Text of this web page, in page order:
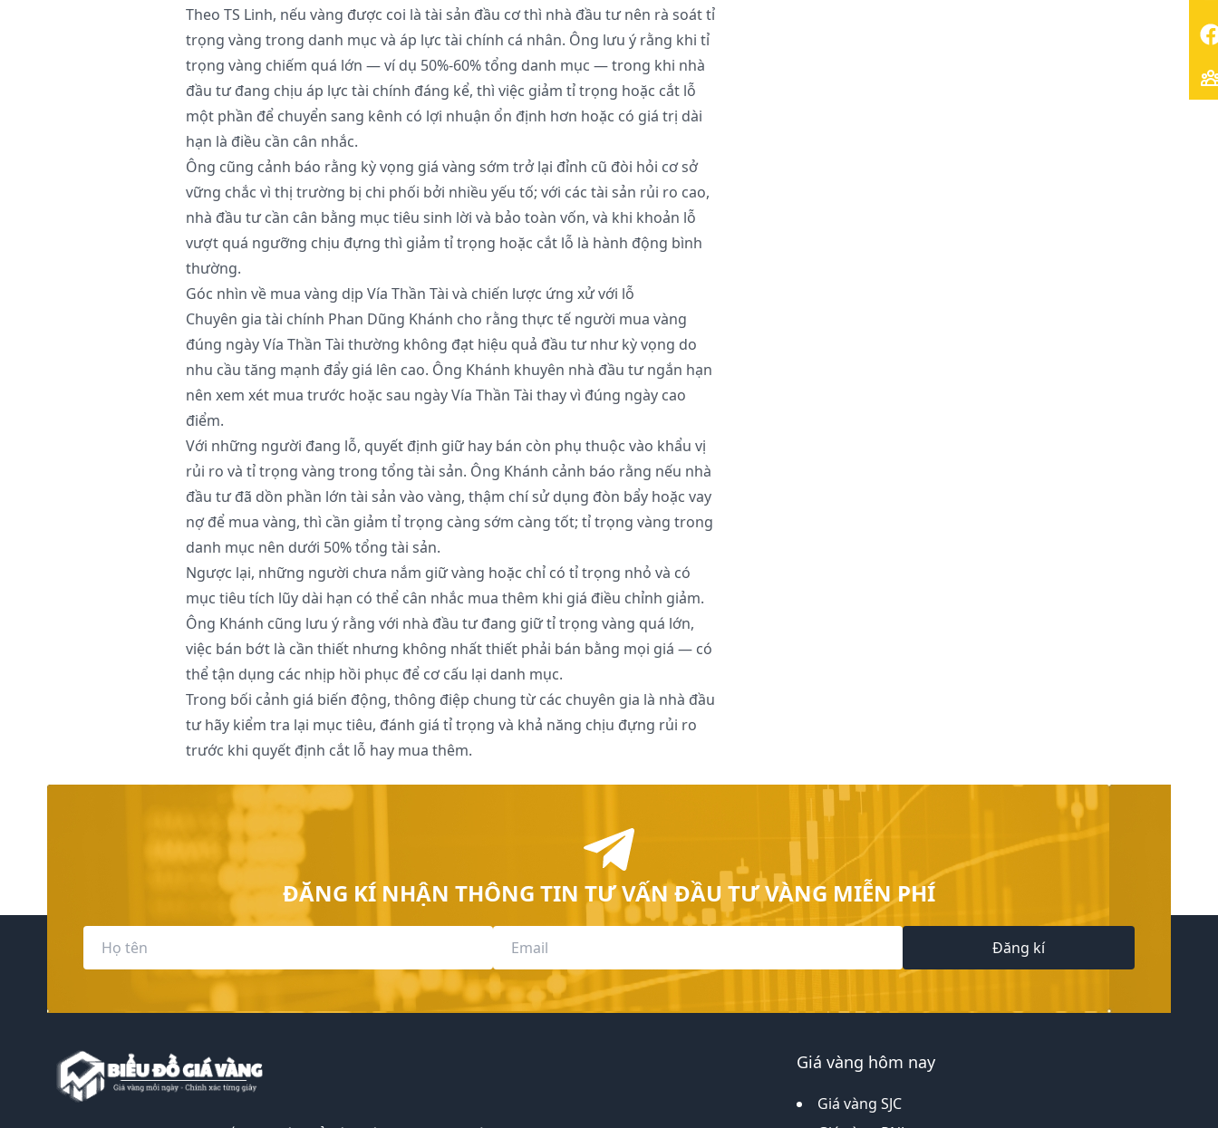
Theo TS Linh, nếu vàng được coi là tài sản đầu cơ thì nhà đầu tư nên rà soát tỉ
trọng vàng trong danh mục và áp lực tài chính cá nhân. Ông lưu ý rằng khi tỉ
trọng vàng chiếm quá lớn — ví dụ 50%-60% tổng danh mục — trong khi nhà
đầu tư đang chịu áp lực tài chính đáng kể, thì việc giảm tỉ trọng hoặc cắt lỗ
một phần để chuyển sang kênh có lợi nhuận ổn định hơn hoặc có giá trị dài
hạn là điều cần cân nhắc.
Ông cũng cảnh báo rằng kỳ vọng giá vàng sớm trở lại đỉnh cũ đòi hỏi cơ sở
vững chắc vì thị trường bị chi phối bởi nhiều yếu tố; với các tài sản rủi ro cao,
nhà đầu tư cần cân bằng mục tiêu sinh lời và bảo toàn vốn, và khi khoản lỗ
vượt quá ngưỡng chịu đựng thì giảm tỉ trọng hoặc cắt lỗ là hành động bình
thường.
Góc nhìn về mua vàng dịp Vía Thần Tài và chiến lược ứng xử với lỗ
Chuyên gia tài chính Phan Dũng Khánh cho rằng thực tế người mua vàng
đúng ngày Vía Thần Tài thường không đạt hiệu quả đầu tư như kỳ vọng do
nhu cầu tăng mạnh đẩy giá lên cao. Ông Khánh khuyên nhà đầu tư ngắn hạn
nên xem xét mua trước hoặc sau ngày Vía Thần Tài thay vì đúng ngày cao
điểm.
Với những người đang lỗ, quyết định giữ hay bán còn phụ thuộc vào khẩu vị
rủi ro và tỉ trọng vàng trong tổng tài sản. Ông Khánh cảnh báo rằng nếu nhà
đầu tư đã dồn phần lớn tài sản vào vàng, thậm chí sử dụng đòn bẩy hoặc vay
nợ để mua vàng, thì cần giảm tỉ trọng càng sớm càng tốt; tỉ trọng vàng trong
danh mục nên dưới 50% tổng tài sản.
Ngược lại, những người chưa nắm giữ vàng hoặc chỉ có tỉ trọng nhỏ và có
mục tiêu tích lũy dài hạn có thể cân nhắc mua thêm khi giá điều chỉnh giảm.
Ông Khánh cũng lưu ý rằng với nhà đầu tư đang giữ tỉ trọng vàng quá lớn,
việc bán bớt là cần thiết nhưng không nhất thiết phải bán bằng mọi giá — có
thể tận dụng các nhịp hồi phục để cơ cấu lại danh mục.
Trong bối cảnh giá biến động, thông điệp chung từ các chuyên gia là nhà đầu
tư hãy kiểm tra lại mục tiêu, đánh giá tỉ trọng và khả năng chịu đựng rủi ro
trước khi quyết định cắt lỗ hay mua thêm.
ĐĂNG KÍ NHẬN THÔNG TIN TƯ VẤN ĐẦU TƯ VÀNG MIỄN PHÍ
Đăng kí
Giá vàng hôm nay
Giá vàng SJC